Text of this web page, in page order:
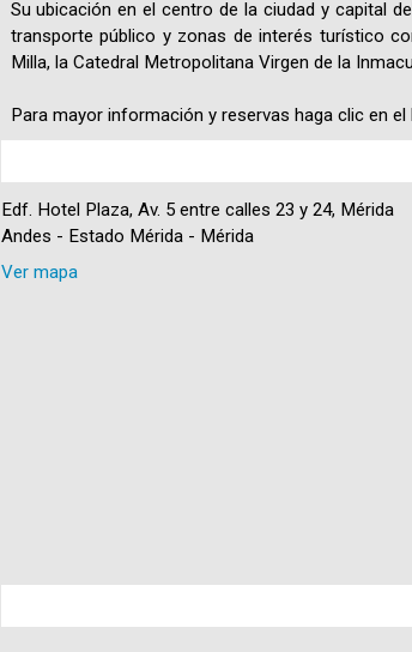
Su ubicación en el centro de la ciudad y capital
transporte público y zonas de interés turístico
Milla, la Catedral Metropolitana Virgen de la
Para mayor información y reservas haga clic en el
Edf. Hotel Plaza, Av. 5 entre calles 23 y 24, Mérida
Andes - Estado Mérida - Mérida
Ver mapa